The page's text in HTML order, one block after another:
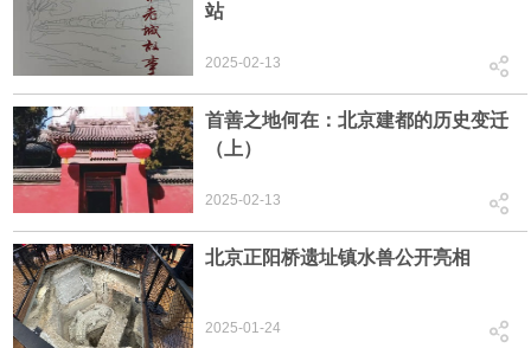
站
2025-02-13
首善之地何在：北京建都的历史变迁
（上）
2025-02-13
北京正阳桥遗址镇水兽公开亮相
2025-01-24